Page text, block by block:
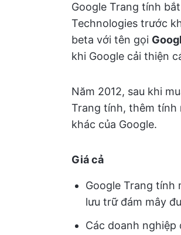
Google Trang tính
Technologies trước
beta với tên gọi
khi Google cải thiện
Năm 2012, sau khi
Trang tính, thêm tính
khác của Google.
Giá cả
Google Trang tính
lưu trữ đám mây
Các doanh